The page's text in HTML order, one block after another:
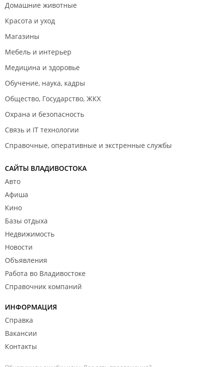
Домашние животные
Красота и уход
Магазины
Мебель и интерьер
Медицина и здоровье
Обучение, наука, кадры
Общество, Государство, ЖКХ
Охрана и безопасность
Связь и IT технологии
Справочные, оперативные и экстренные службы
САЙТЫ ВЛАДИВОСТОКА
Авто
Афиша
Кино
Базы отдыха
Недвижимость
Новости
Объявления
Работа во Владивостоке
Справочник компаний
ИНФОРМАЦИЯ
Справка
Вакансии
Контакты